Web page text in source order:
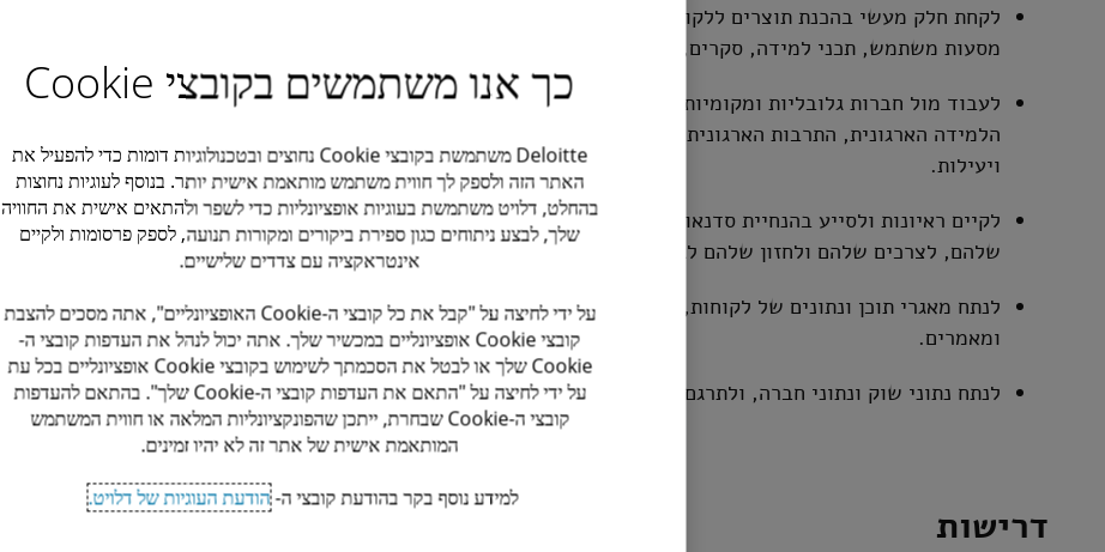
לקחת חלק מעשי בהכנת תוצרים ללקוחות בתחום ההון האנושי, מקצה לקצה, כולל דוחות, עיצוב תהליכים,
מסעות משתמש, תכני למידה, סקרים, עזרי עבודה, חומרי תקשורת ומדריכי יישום.
לעבוד מול חברות גלובליות ומקומיות, ולבחון כיצד עובדים והנהלה יכולים להתאים את תהליכי העבודה,
הלמידה הארגונית, התרבות הארגונית והפלטפורמות הטכנולוגיות שלהם, במטרה לשפר פרודוקטיביות
ויעילות.
לקיים ראיונות ולסייע בהנחיית סדנאות עם בעלי עניין מרכזיים בנוגע לאתגרים הארגוניים והטכנולוגיים
שלהם, לצרכים שלהם ולחזון שלהם לגבי עתיד העבודה.
לנתח מאגרי תוכן ונתונים של לקוחות, ולהמליץ על תחומים לשיפור, העשרה וארגון מחדש של תכנים
ומאמרים.
לנתח נתוני שוק ונתוני חברה, ולתרגם אותם לסיפור ויזואלי תומך החלטות מבוססות נתונים.
דרישות
כך אנו משתמשים בקובצי Cookie
Deloitte משתמשת בקובצי Cookie נחוצים ובטכנולוגיות דומות כדי להפעיל את
האתר הזה ולספק לך חווית משתמש מותאמת אישית יותר. בנוסף לעוגיות נחוצות
בהחלט, דלויט משתמשת בעוגיות אופציונליות כדי לשפר ולהתאים אישית את החוויה
שלך, לבצע ניתוחים כגון ספירת ביקורים ומקורות תנועה, לספק פרסומות ולקיים
אינטראקציה עם צדדים שלישיים.
על ידי לחיצה על "קבל את כל קובצי ה-Cookie האופציונליים", אתה מסכים להצבת
קובצי Cookie אופציונליים במכשיר שלך. אתה יכול לנהל את העדפות קובצי ה-
Cookie שלך או לבטל את הסכמתך לשימוש בקובצי Cookie אופציונליים בכל עת
על ידי לחיצה על "התאם את העדפות קובצי ה-Cookie שלך". בהתאם להעדפות
קובצי ה-Cookie שבחרת, ייתכן שהפונקציונליות המלאה או חווית המשתמש
המותאמת אישית של אתר זה לא יהיו זמינים.
למידע נוסף בקר בהודעת קובצי ה-הודעת העוגיות של דלויט.